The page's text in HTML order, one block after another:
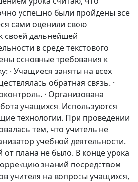
успешно были пройдены все
сами оценили свою
своей дальнейшей
в среде текстового
основные требования к
· Учащиеся заняты на всех
обратная связь. ·
· Организована
учащихся. Используются
технологии. При проведении
тем, что учитель не
учебной деятельности.
плана не было. В конце урока
знаний посредством
учителя на вопросы учащихся,